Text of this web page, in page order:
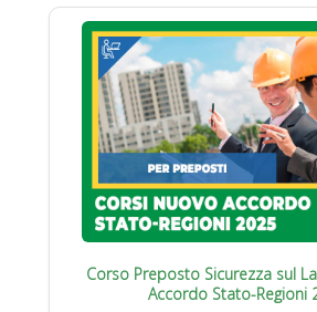
Corso Preposto Sicurezza sul
Accordo Stato-Regioni